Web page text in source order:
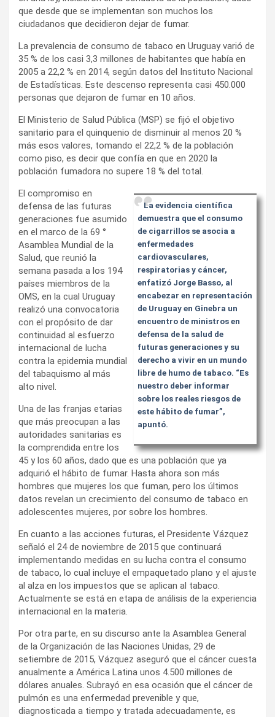
que desde que se implementan son muchos los
ciudadanos que decidieron dejar de fumar.
La prevalencia de consumo de tabaco en Uruguay varió de
35 % de los casi 3,3 millones de habitantes que había en
2005 a 22,2 % en 2014, según datos del Instituto Nacional
de Estadísticas. Este descenso representa casi 450.000
personas que dejaron de fumar en 10 años.
El Ministerio de Salud Pública (MSP) se fijó el objetivo
sanitario para el quinquenio de disminuir al menos 20 %
más esos valores, tomando el 22,2 % de la población
como piso, es decir que confía en que en 2020 la
población fumadora no supere 18 % del total.
La evidencia científica
demuestra que el consumo
de cigarrillos se asocia a
enfermedades
cardiovasculares,
respiratorias y cáncer,
enfatizó Jorge Basso, al
encabezar en representación
de Uruguay en Ginebra un
encuentro de ministros en
defensa de la salud de
futuras generaciones y su
derecho a vivir en un mundo
libre de humo de tabaco. “Es
nuestro deber informar
sobre los reales riesgos de
este hábito de fumar”,
apuntó.
El compromiso en
defensa de las futuras
generaciones fue asumido
en el marco de la 69 °
Asamblea Mundial de la
Salud, que reunió la
semana pasada a los 194
países miembros de la
OMS, en la cual Uruguay
realizó una convocatoria
con el propósito de dar
continuidad al esfuerzo
internacional de lucha
contra la epidemia mundial
del tabaquismo al más
alto nivel.
Una de las franjas etarias
que más preocupan a las
autoridades sanitarias es
la comprendida entre los
45 y los 60 años, dado que es una población que ya
adquirió el hábito de fumar. Hasta ahora son más
hombres que mujeres los que fuman, pero los últimos
datos revelan un crecimiento del consumo de tabaco en
adolescentes mujeres, por sobre los hombres.
En cuanto a las acciones futuras, el Presidente Vázquez
señaló el 24 de noviembre de 2015 que continuará
implementando medidas en su lucha contra el consumo
de tabaco, lo cual incluye el empaquetado plano y el ajuste
al alza en los impuestos que se aplican al tabaco.
Actualmente se está en etapa de análisis de la experiencia
internacional en la materia.
Por otra parte, en su discurso ante la Asamblea General
de la Organización de las Naciones Unidas, 29 de
setiembre de 2015, Vázquez aseguró que el cáncer cuesta
anualmente a América Latina unos 4.500 millones de
dólares anuales. Subrayó en esa ocasión que el cáncer de
pulmón es una enfermedad prevenible y que,
diagnosticada a tiempo y tratada adecuadamente, es